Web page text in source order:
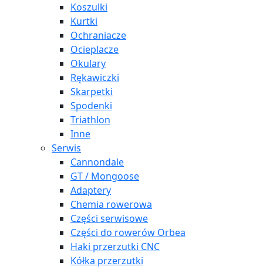
Koszulki
Kurtki
Ochraniacze
Ocieplacze
Okulary
Rękawiczki
Skarpetki
Spodenki
Triathlon
Inne
Serwis
Cannondale
GT / Mongoose
Adaptery
Chemia rowerowa
Części serwisowe
Części do rowerów Orbea
Haki przerzutki CNC
Kółka przerzutki